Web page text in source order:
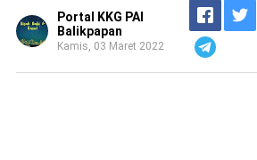
Portal KKG PAI
Balikpapan
Kamis, 03 Maret 2022